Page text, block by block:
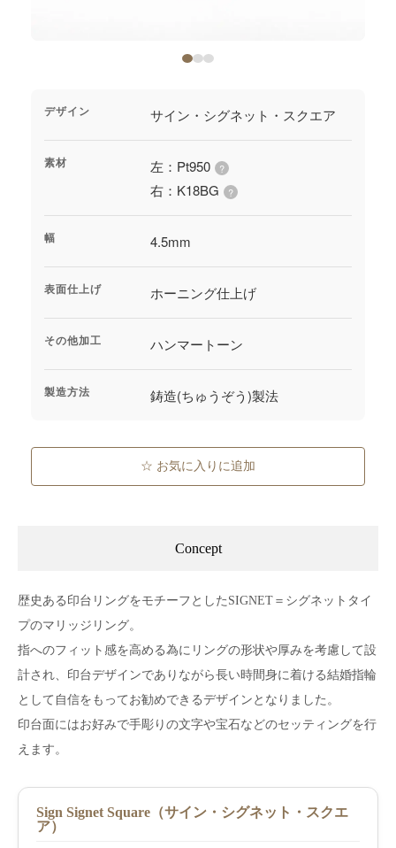
デザイン サイン・シグネット・スクエア
素材 左：Pt950 ?
右：K18BG ?
幅 4.5mm
表面仕上げ ホーニング仕上げ
その他加工 ハンマートーン
製造方法 鋳造(ちゅうぞう)製法
☆ お気に入りに追加
Concept
歴史ある印台リングをモチーフとしたSIGNET＝シグネットタイ
プのマリッジリング。
指へのフィット感を高める為にリングの形状や厚みを考慮して設
計され、印台デザインでありながら長い時間身に着ける結婚指輪
として自信をもってお勧めできるデザインとなりました。
印台面にはお好みで手彫りの文字や宝石などのセッティングを行
えます。
Sign Signet Square（サイン・シグネット・スクエ
ア）